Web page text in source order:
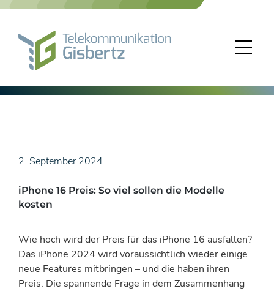
Skip
2. September 2024
iPhone 16 Preis: So viel sollen die Modelle
kosten
Wie hoch wird der Preis für das iPhone 16 ausfallen?
Das iPhone 2024 wird voraussichtlich wieder einige
neue Features mitbringen – und die haben ihren
Preis. Die spannende Frage in dem Zusammenhang